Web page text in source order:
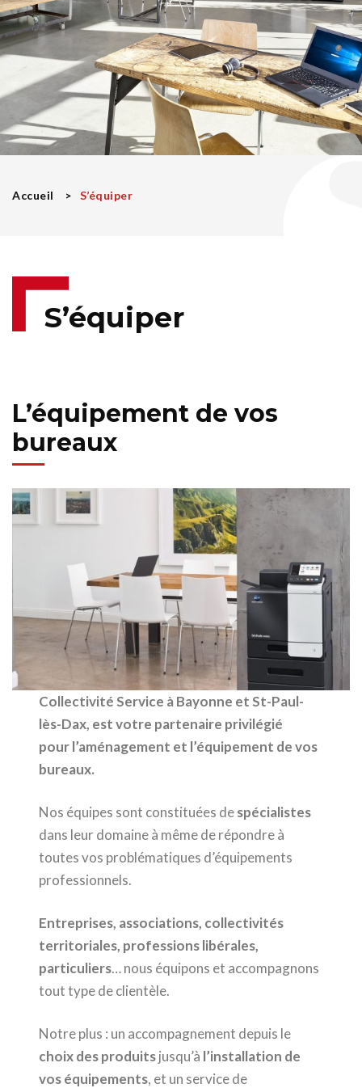
Accueil S’équiper
S’équiper
L’équipement de vos
bureaux
Collectivité Service à Bayonne et St-Paul-
lès-Dax, est votre partenaire privilégié
pour l’aménagement et l’équipement de vos
bureaux.
Nos équipes sont constituées despécialistes
dans leur domaine à même de répondre à
toutes vos problématiques d’équipements
professionnels.
Entreprises, associations, collectivités
territoriales, professions libérales,
particuliers… nous équipons et accompagnons
tout type de clientèle.
Notre plus : un accompagnement depuis le
choix des produitsjusqu’à l’installation de
vos équipements, et un service de